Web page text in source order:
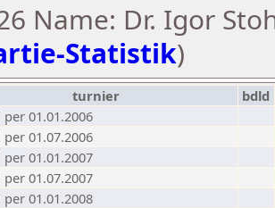
Name: Dr. Igor
Statistik)
turnier
bdld
per 01.01.2006
per 01.07.2006
per 01.01.2007
per 01.07.2007
per 01.01.2008